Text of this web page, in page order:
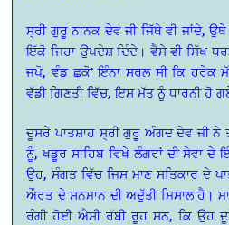
ਸ੍ਰੀ ਗੁਰੂ ਨਾਨਕ ਦੇਵ ਜੀ ਜਿੱਥੇ ਵੀ ਜਾਂਦੇ,
ਇੱਕੋ ਜਿਹਾ ਉਪਦੇਸ਼ ਦਿੰਦੇ। ਵੈਸੇ ਵੀ ਸਿੱਖ
ਜਪੋ, ਵੰਡ ਛਕੋ’ ਇੰਨਾ ਸਰਲ ਸੀ ਕਿ ਹਰੇਕ
ਵੱਡੀ ਗਿਣਤੀ ਵਿੱਚ, ਇਸ ਮੱਤ ਨੂੰ ਧਾਰਨੀ ਹੋ
ਦੂਸਰੇ ਪਾਤਸ਼ਾਹ ਸ੍ਰੀ ਗੁਰੂੁ ਅੰਗਦ ਦੇਵ ਜੀ ਨੇ
ਨੂੰ, ਖਡੂਰ ਸਾਹਿਬ ਵਿਖੇ ਲੰਗਰਾਂ ਦੀ ਸੇਵਾ ਦੇ
ਉਹ, ਸੰਗਤ ਵਿੱਚ ਜਿਸ ਮਾਣ ਸਤਿਕਾਰ ਦੇ
ਔਰਤ ਦੇ ਸਨਮਾਨ ਦੀ ਅਦੁੱਤੀ ਮਿਸਾਲ ਹੈ।
ਰੰਗੀ ਹੋਈ ਐਸੀ ਰੱਬੀ ਰੂਹ ਸਨ, ਕਿ